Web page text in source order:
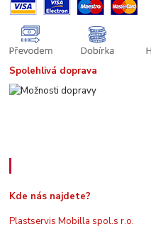
Spolehlivá doprava
Kde nás najdete?
Plastservis Mobilla spol.s r.o.